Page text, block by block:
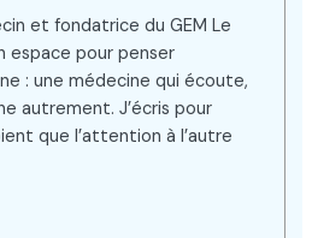
et fondatrice du GEM Le
espace pour penser
: une médecine qui écoute,
autrement. J’écris pour
que l’attention à l’autre